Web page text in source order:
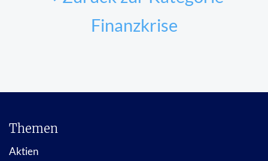
Finanzkrise
Themen
Aktien